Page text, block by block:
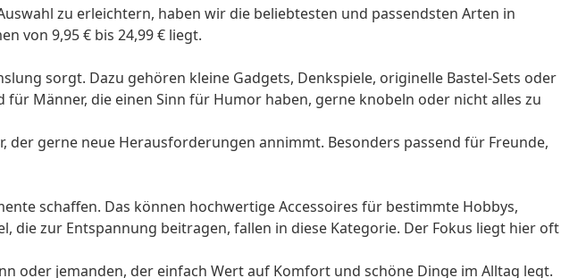
zu erleichtern, haben wir die beliebtesten und passendsten Arten in
von 9,95 € bis 24,99 € liegt.
sorgt. Dazu gehören kleine Gadgets, Denkspiele, originelle Bastel-Sets oder
Männer, die einen Sinn für Humor haben, gerne knobeln oder nicht alles zu
der gerne neue Herausforderungen annimmt. Besonders passend für Freunde,
schaffen. Das können hochwertige Accessoires für bestimmte Hobbys,
die zur Entspannung beitragen, fallen in diese Kategorie. Der Fokus liegt hier oft
oder jemanden, der einfach Wert auf Komfort und schöne Dinge im Alltag legt.